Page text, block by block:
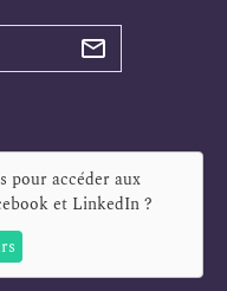
pour accéder aux
et LinkedIn?